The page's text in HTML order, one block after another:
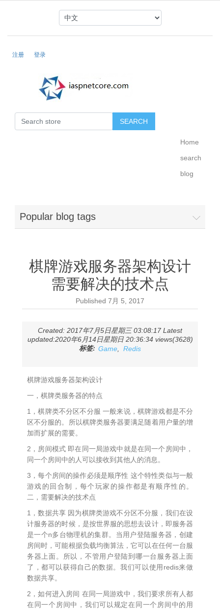
注册 登录
Home
search
blog
Popular blog tags
棋牌游戏服务器架构设计
需要解决的技术点
Published 7月 5, 2017
Created: 2017年7月5日星期三 03:08:17 Latest
updated:2020年6月14日星期日 20:36:34 views(3628)
标签: Game Redis
棋牌游戏服务器架构设计
一，棋牌类服务器的特点
1，棋牌类不分区不分服 一般来说，棋牌游戏都是不分
区不分服的。所以棋牌类服务器要满足随着用户量的增
加而扩展的需要。
2，房间模式 即在同一局游戏中就是在同一个房间中，
同一个房间中的人可以接收到其他人的消息。
3，每个房间的操作必须是顺序性 这个特性类似与一般
游戏的回合制，每个玩家的操作都是有顺序性的。
二，需要解决的技术点
1，数据共享 因为棋牌类游戏不分区不分服，我们在设
计服务器的时候，是按世界服的思想去设计，即服务器
是一个n多台物理机的集群。当用户登陆服务器，创建
房间时，可能根据负载均衡算法，它可以在任何一台服
务器上面。所以，不管用户登陆到哪一台服务器上面
了，都可以获得自己的数据。我们可以使用redis来做
数据共享。
2，如何进入房间 在同一局游戏中，我们要求所有人都
在同一个房间中，我们可以规定在同一个房间中的用